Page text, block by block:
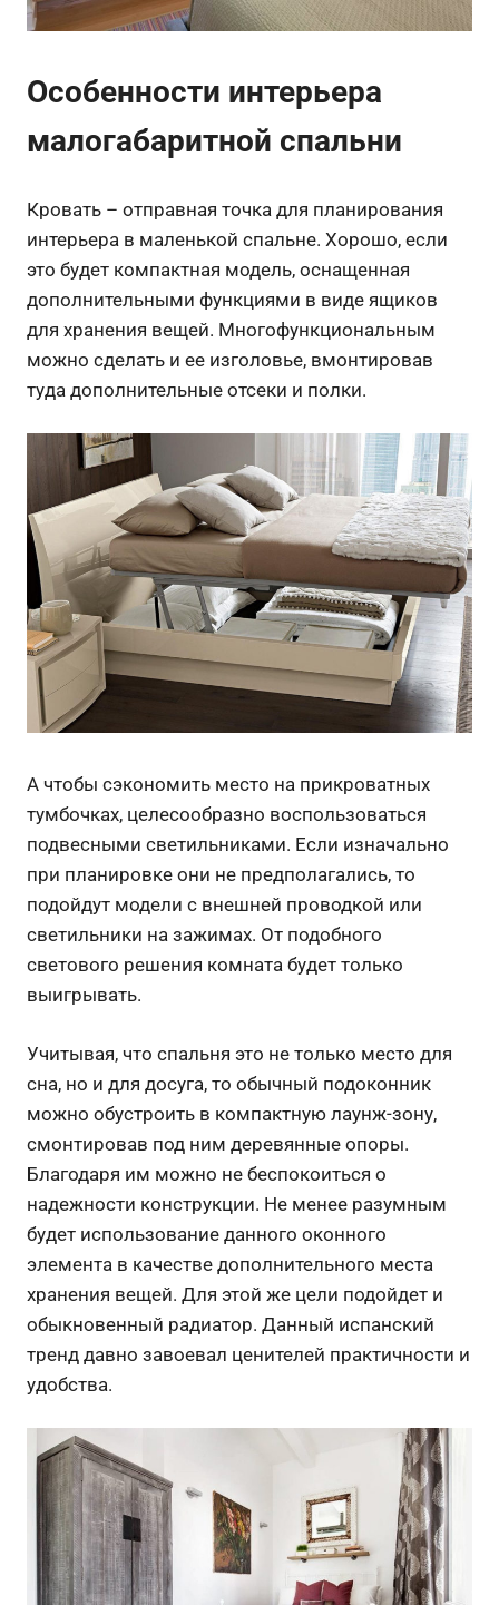
Особенности интерьера
малогабаритной спальни
Кровать – отправная точка для планирования
интерьера в маленькой спальне. Хорошо, если
это будет компактная модель, оснащенная
дополнительными функциями в виде ящиков
для хранения вещей. Многофункциональным
можно сделать и ее изголовье, вмонтировав
туда дополнительные отсеки и полки.
А чтобы сэкономить место на прикроватных
тумбочках, целесообразно воспользоваться
подвесными светильниками. Если изначально
при планировке они не предполагались, то
подойдут модели с внешней проводкой или
светильники на зажимах. От подобного
светового решения комната будет только
выигрывать.
Учитывая, что спальня это не только место для
сна, но и для досуга, то обычный подоконник
можно обустроить в компактную лаунж-зону,
смонтировав под ним деревянные опоры.
Благодаря им можно не беспокоиться о
надежности конструкции. Не менее разумным
будет использование данного оконного
элемента в качестве дополнительного места
хранения вещей. Для этой же цели подойдет и
обыкновенный радиатор. Данный испанский
тренд давно завоевал ценителей практичности и
удобства.